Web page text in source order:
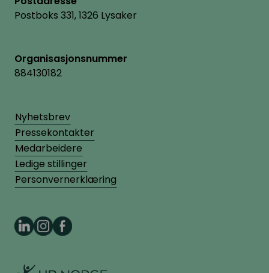
Postboks 331, 1326 Lysaker
Organisasjonsnummer
884130182
Nyhetsbrev
Pressekontakter
Medarbeidere
Ledige stillinger
Personvernerklæring
HR Norge